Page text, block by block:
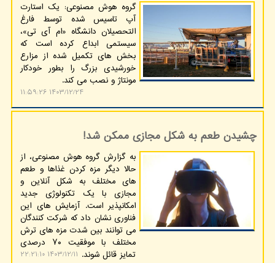
گروه هوش مصنوعی: یک استارت
آپ تاسیس شده توسط فارغ
التحصیلان دانشگاه «ام آی تی»،
سیستمی ابداع کرده است که
بخش های تکمیل شده از مزارع
خورشیدی بزرگ را بطور خودکار
مونتاژ و نصب می کند.
۱۴۰۳/۱۲/۲۴ ۱۱:۵۹:۲۶
چشیدن طعم به شکل مجازی ممکن شد!
به گزارش گروه هوش مصنوعی، از
حالا دیگر مزه کردن غذاها و طعم
های مختلف به شکل آنلاین و
مجازی با یک تکنولوژی جدید
امکانپذیر است. آزمایش های این
فناوری نشان داد که شرکت کنندگان
می توانند بین شدت مزه های ترش
مختلف با موفقیت ۷۰ درصدی
تمایز قائل شوند. ۱۴۰۳/۱۲/۱۱ ۲۲:۲۱:۱۰